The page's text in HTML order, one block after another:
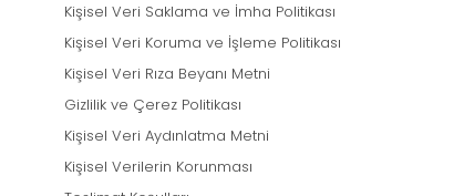
Kişisel Veri Saklama ve İmha Politikası
Kişisel Veri Koruma ve İşleme Politikası
Kişisel Veri Rıza Beyanı Metni
Gizlilik ve Çerez Politikası
Kişisel Veri Aydınlatma Metni
Kişisel Verilerin Korunması